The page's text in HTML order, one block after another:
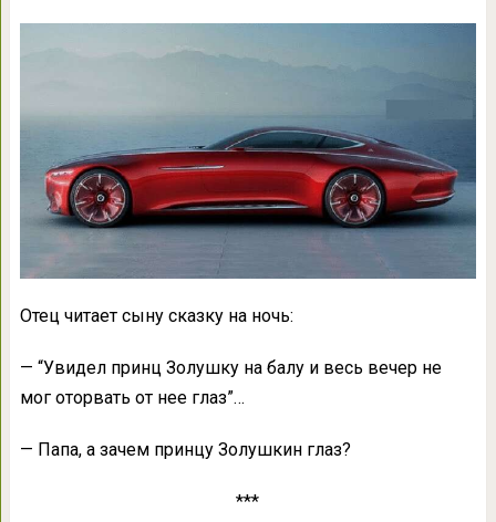
Отец читает сыну сказку на ночь:
— “Увидел принц Золушку на балу и весь вечер не
мог оторвать от нее глаз”…
— Папа, а зачем принцу Золушкин глаз?
***